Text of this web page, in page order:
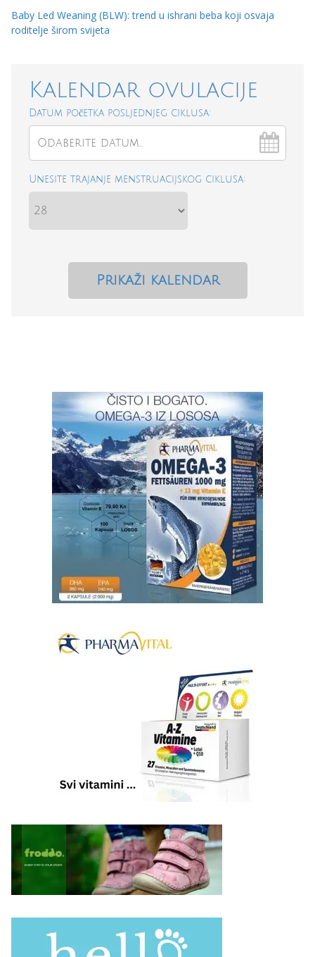
Baby Led Weaning (BLW): trend u ishrani beba koji osvaja
roditelje širom svijeta
Kalendar ovulacije
Datum početka posljednjeg ciklusa:
Unesite trajanje menstruacijskog ciklusa: